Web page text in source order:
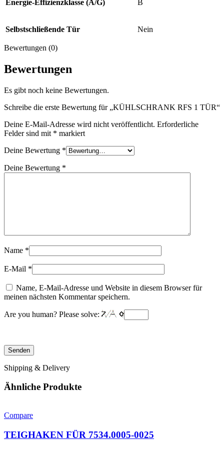
Energie-Effizienzklasse (A/G) B
Selbstschließende Tür Nein
Bewertungen (0)
Bewertungen
Es gibt noch keine Bewertungen.
Schreibe die erste Bewertung für „KÜHLSCHRANK RFS 1 TÜR“
Deine E-Mail-Adresse wird nicht veröffentlicht. Erforderliche
Felder sind mit * markiert
Deine Bewertung *
Deine Bewertung *
Name *
E-Mail *
Name, E-Mail-Adresse und Website in diesem Browser für
meinen nächsten Kommentar speichern.
Are you human? Please solve:
Shipping & Delivery
Ähnliche Produkte
Compare
TEIGHAKEN FÜR 7534.0005-0025